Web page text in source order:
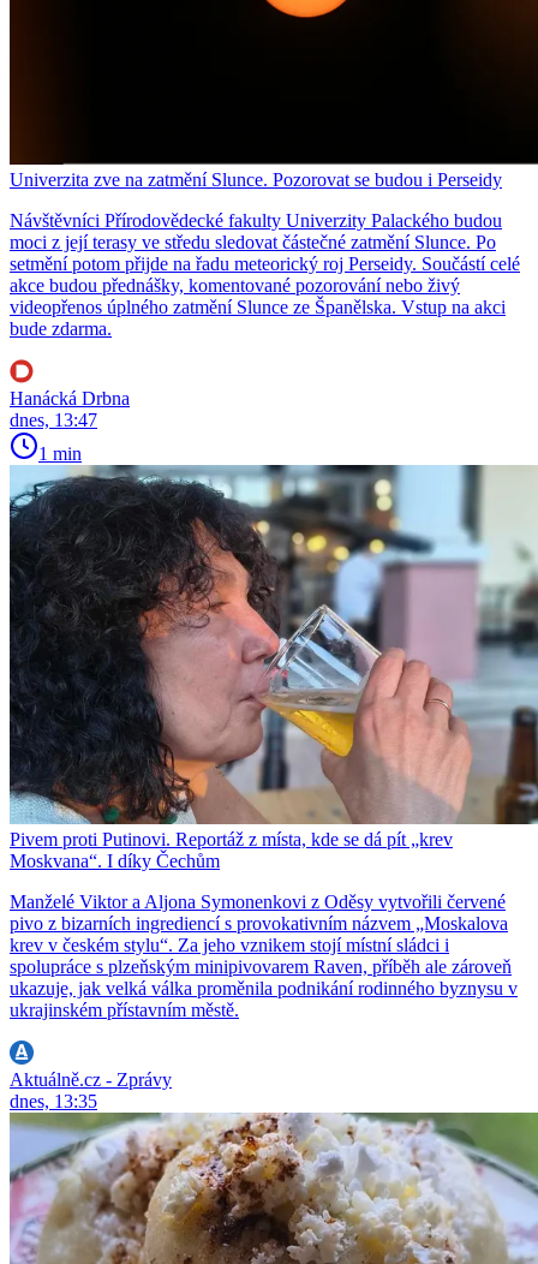
Univerzita zve na zatmění Slunce. Pozorovat se budou i Perseidy
Návštěvníci Přírodovědecké fakulty Univerzity Palackého budou
moci z její terasy ve středu sledovat částečné zatmění Slunce. Po
setmění potom přijde na řadu meteorický roj Perseidy. Součástí celé
akce budou přednášky, komentované pozorování nebo živý
videopřenos úplného zatmění Slunce ze Španělska. Vstup na akci
bude zdarma.
Hanácká Drbna
dnes, 13:47
1 min
Pivem proti Putinovi. Reportáž z místa, kde se dá pít „krev
Moskvana“. I díky Čechům
Manželé Viktor a Aljona Symonenkovi z Oděsy vytvořili červené
pivo z bizarních ingrediencí s provokativním názvem „Moskalova
krev v českém stylu“. Za jeho vznikem stojí místní sládci i
spolupráce s plzeňským minipivovarem Raven, příběh ale zároveň
ukazuje, jak velká válka proměnila podnikání rodinného byznysu v
ukrajinském přístavním městě.
Aktuálně.cz - Zprávy
dnes, 13:35